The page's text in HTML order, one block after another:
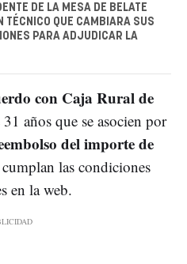
DE LA MESA DE BELATE
TÉCNICO QUE CAMBIARA SUS
PARA ADJUDICAR LA
con Caja Rural de
años que se asocien por
del importe de
las condiciones
en la web.